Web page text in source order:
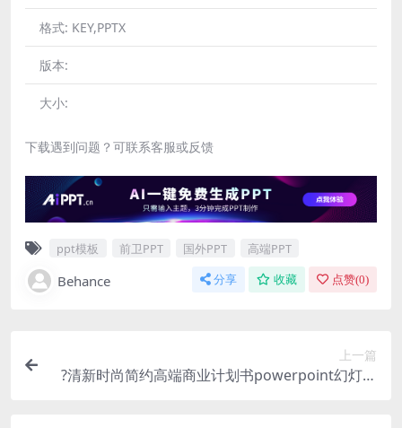
格式: KEY,PPTX
版本:
大小:
下载遇到问题？可联系客服或反馈
ppt模板 前卫PPT 国外PPT 高端PPT
Behance 分享 收藏 点赞(0)
上一篇
?清新时尚简约高端商业计划书powerpoint幻灯片